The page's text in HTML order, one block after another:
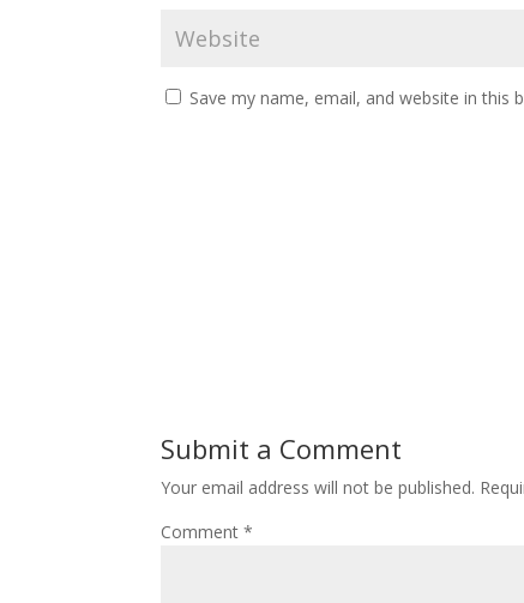
Save my name, email, and website in
Submit a Comment
Your email address will not be published.
Comment*